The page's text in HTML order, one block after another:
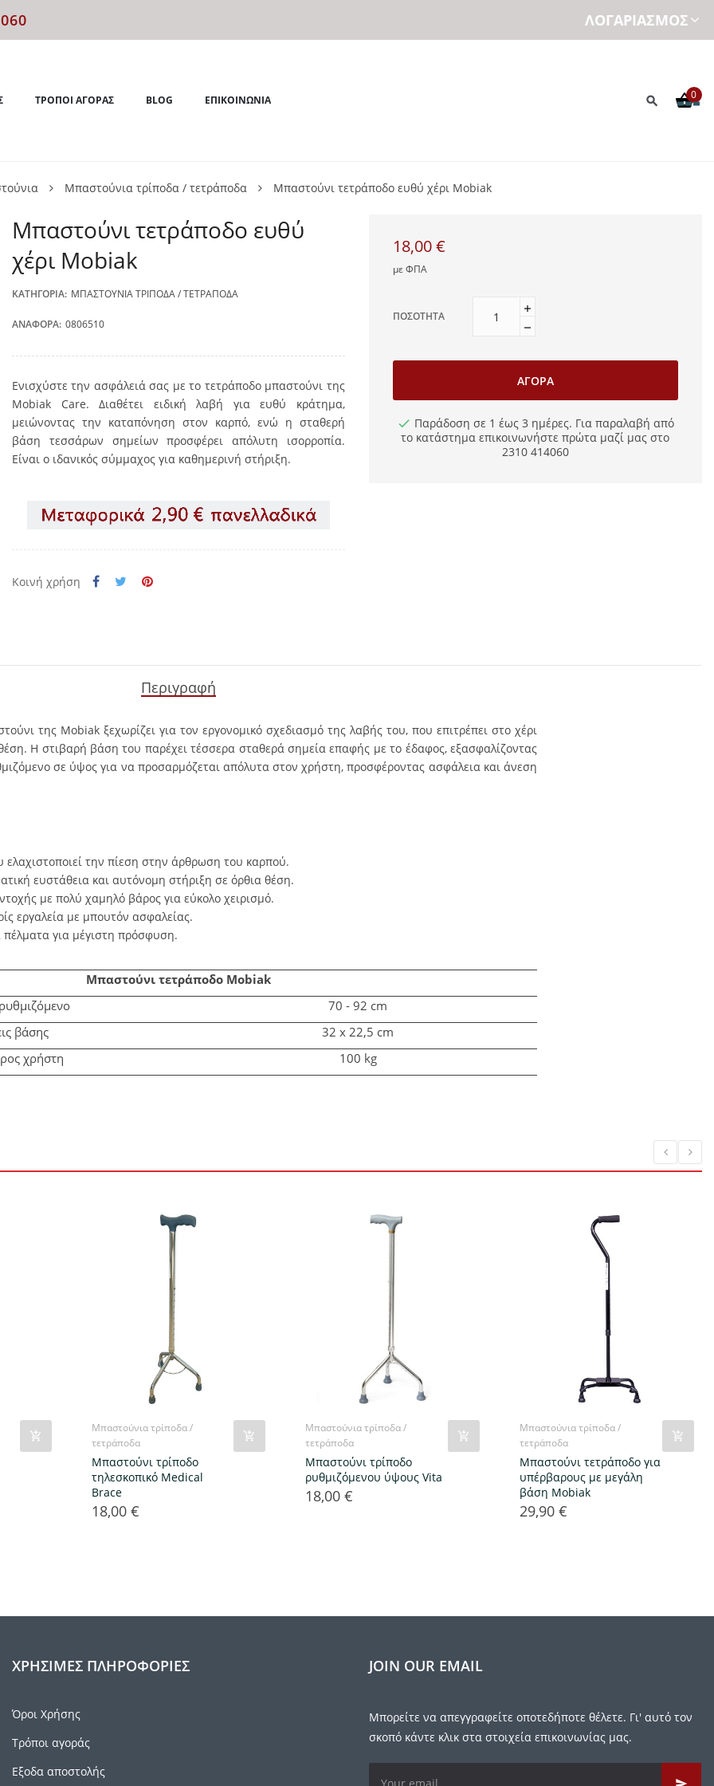
ΛΟΓΑΡΙΑΣΜΌΣ
ΤΡΌΠΟΙ ΑΓΟΡΆΣ BLOG ΕΠΙΚΟΙΝΩΝΊΑ 0
Μπαστούνια τρίποδα / τετράποδα Μπαστούνι τετράποδο ευθύ χέρι Mobiak
Μπαστούνι τετράποδο ευθύ
χέρι Mobiak
ΚΑΤΗΓΟΡΊΑ: ΜΠΑΣΤΟΎΝΙΑ ΤΡΊΠΟΔΑ / ΤΕΤΡΆΠΟΔΑ
ΑΝΑΦΟΡΆ: 0806510
Ενισχύστε την ασφάλειά σας με το τετράποδο μπαστούνι της
Mobiak
Care. Διαθέτει ειδική λαβή για ευθύ κράτημα,
μειώνοντας την καταπόνηση στον καρπό, ενώ η σταθερή
βάση τεσσάρων σημείων προσφέρει απόλυτη ισορροπία.
Είναιο ιδανικός σύμμαχος για καθημερινή στήριξη.
Κοινή χρήση
18,00 €
με ΦΠΑ
ΠΟΣΌΤΗΤΑ
ΑΓΟΡΆ
Παράδοση σε 1 έως 3 ημέρες. Για παραλαβή από
το κατάστημα επικοινωνήστε πρώτα μαζί μας στο
2310 414060
Περιγραφή
της Mobiak ξεχωρίζει για τον εργονομικό σχεδιασμό της λαβής του, που επιτρέπει στο χέρι
Η στιβαρή βάση του παρέχει τέσσερα σταθερά σημεία επαφής με το έδαφος, εξασφαλίζοντας
σε ύψος για να προσαρμόζεται απόλυτα στον χρήστη, προσφέροντας ασφάλεια και άνεση
ελαχιστοποιεί την πίεση στην άρθρωση του καρπού.
ευστάθεια και αυτόνομη στήριξη σε όρθια θέση.
με πολύ χαμηλό βάρος για εύκολο χειρισμό.
εργαλεία με μπουτόν ασφαλείας.
για μέγιστη πρόσφυση.
Μπαστούνι τετράποδο Mobiak
70 - 92 cm
βάσης
32 x 22,5 cm
χρήστη
100 kg
Μπαστούνια τρίποδα /
τετράποδα
Μπαστούνι τρίποδο
τηλεσκοπικό Medical
Brace
Τιμή
18,00 €
Μπαστούνια τρίποδα /
τετράποδα
Μπαστούνι τρίποδο
ρυθμιζόμενου ύψους Vita
Τιμή
18,00 €
Μπαστούνια τρίποδα /
τετράποδα
Μπαστούνι τετράποδο για
υπέρβαρους με μεγάλη
βάση Mobiak
Τιμή
29,90 €
ΧΡΉΣΙΜΕΣ ΠΛΗΡΟΦΟΡΊΕΣ
Όροι Χρήσης
Τρόποι αγοράς
Εξοδα αποστολής
JOIN OUR EMAIL
Μπορείτε να απεγγραφείτε οποτεδήποτε θέλετε. Γι' αυτό τον
σκοπό κάντε κλικ στα στοιχεία επικοινωνίας μας.